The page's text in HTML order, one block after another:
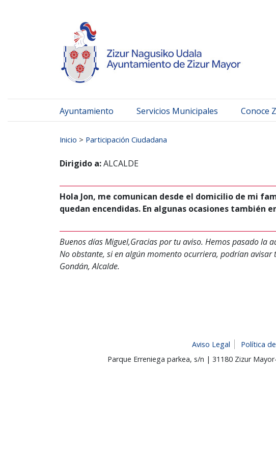
Ayuntamiento Servicios Municipales Conoce
Inicio > Participación Ciudadana
Dirigido a:ALCALDE
Hola Jon, me comunican desde el domicilio de mi
quedan encendidas. En algunas ocasiones también
Buenos días Miguel,Gracias por tu aviso. Hemos pasado la
No obstante, si en algún momento ocurriera, podrían
Gondán, Alcalde.
Aviso Legal
Política
Parque Erreniega parkea, s/n | 31180 Zizur